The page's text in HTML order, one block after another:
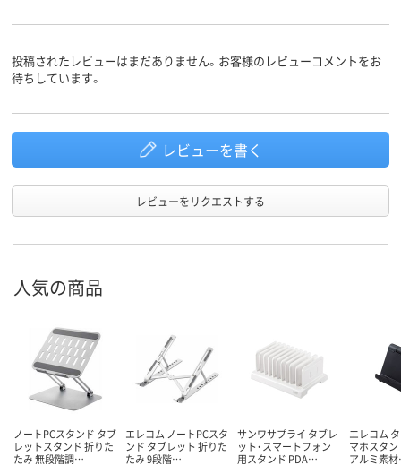
投稿されたレビューはまだありません。お客様のレビューコメントをお
待ちしています。
レビューを書く
レビューをリクエストする
人気の商品
ノートPCスタンド タブ
レットスタンド 折りた
たみ 無段階調…
エレコム ノートPCスタ
ンド タブレット 折りた
たみ 9段階…
サンワサプライ タブレ
ット・スマートフォン
用スタンド PDA…
エレコム
マホスタ
アルミ素